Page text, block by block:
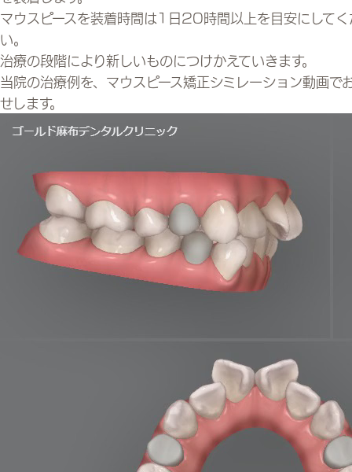
マウスピースを装着時間は1日20時間以上を目安にして
い。
治療の段階により新しいものにつけかえていきます。
当院の治療例を、マウスピース矯正シミレーション動画で
せします。